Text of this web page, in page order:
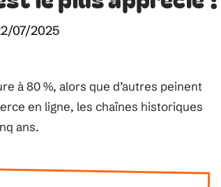
07/2025
à 80 %, alors que d’autres peinent
en ligne, les chaînes historiques
ans.